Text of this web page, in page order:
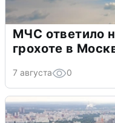
МЧС ответило
грохоте в
7 августа 0